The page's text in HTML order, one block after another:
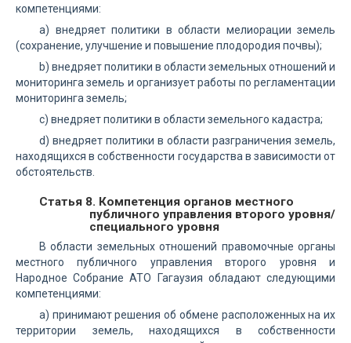
компетенциями:
а) внедряет политики в области мелиорации земель
(сохранение, улучшение и повышение плодородия почвы);
b) внедряет политики в области земельных отношений и
мониторинга земель и организует работы по регламентации
мониторинга земель;
с) внедряет политики в области земельного кадастра;
d) внедряет политики в области разграничения земель,
находящихся в собственности государства в зависимости от
обстоятельств.
Статья 8. Компетенция органов местного
публичного управления второго уровня/
специального уровня
В области земельных отношений правомочные органы
местного публичного управления второго уровня и
Народное Собрание АТО Гагаузия обладают следующими
компетенциями:
а) принимают решения об обмене расположенных на их
территории земель, находящихся в собственности